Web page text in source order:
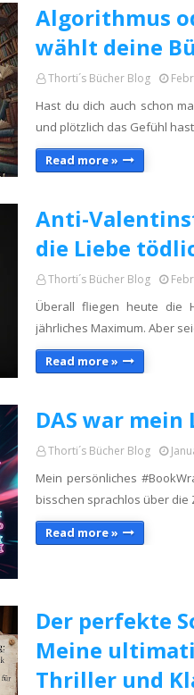
Algorithmus
wählt deine
Thorti´s Bücher Blog
Hast du dich auch schon
und plötzlich das Gefühl
Read more »
​Anti-
die Liebe
Thorti´s Bücher Blog
Überall fliegen heute die
jährliches Maximum. Aber
Read more »
DAS war mein
Thorti´s Bücher Blog
Mein persönliches
bisschen sprachlos über die
Read more »
Der perfekte
Meine
Thriller und